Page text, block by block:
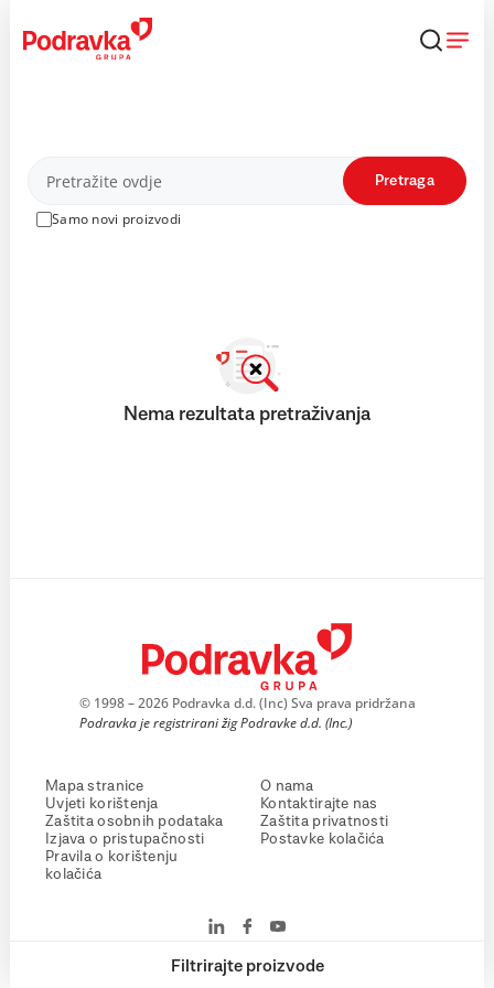
content
Proizvodi
Samo novi proizvodi
Pretraga
Filtrirajte proizvode
Nema rezultata pretraživanja
© 1998 – 2026 Podravka d.d. (Inc) Sva prava pridržana
Podravka je registrirani žig Podravke d.d. (Inc.)
Mapa stranice
Uvjeti korištenja
Zaštita osobnih podataka
Izjava o pristupačnosti
Pravila o korištenju
kolačića
O nama
Kontaktirajte nas
Zaštita privatnosti
Postavke kolačića